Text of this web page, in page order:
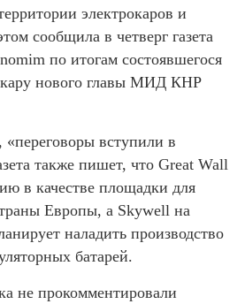
электрокаров и
сообщила в четверг газета
по итогам состоявшегося
нового главы МИД КНР
вступили в
также пишет, что Great Wall
в качестве площадки для
Европы, а Skywell на
наладить производство
батарей.
не прокомментировали